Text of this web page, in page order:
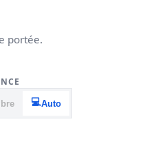
portée.
💻Auto